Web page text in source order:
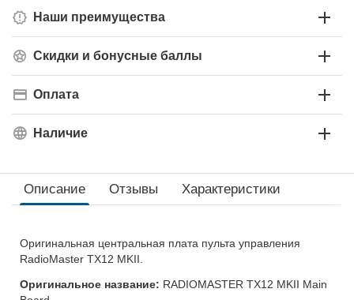
Наши преимущества
Скидки и бонусные баллы
Оплата
Наличие
Описание Отзывы Характеристики
Оригинальная центральная плата пульта управления
RadioMaster TX12 MKII.
Оригинальное название: RADIOMASTER TX12 MKII Main